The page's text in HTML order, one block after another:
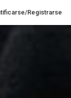
Registrarse